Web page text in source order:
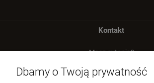
Kontakt
Masz pytania?
Dbamy o Twoją prywatność